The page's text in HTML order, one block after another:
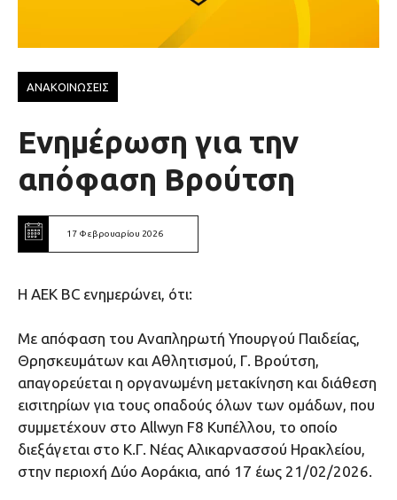
ΑΝΑΚΟΙΝΩΣΕΙΣ
Ενημέρωση για την
απόφαση Βρούτση
17 Φεβρουαρίου 2026
Η ΑΕΚ ΒC ενημερώνει, ότι:
Με απόφαση του Αναπληρωτή Υπουργού Παιδείας,
Θρησκευμάτων και Αθλητισμού, Γ. Βρούτση,
απαγορεύεται η οργανωμένη μετακίνηση και διάθεση
εισιτηρίων για τους οπαδούς όλων των ομάδων, που
συμμετέχουν στο Allwyn F8 Kυπέλλου, το οποίο
διεξάγεται στο Κ.Γ. Νέας Αλικαρνασσού Ηρακλείου,
στην περιοχή Δύο Αοράκια, από 17 έως 21/02/2026.